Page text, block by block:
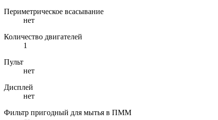
Периметрическое всасывание
нет
Количество двигателей
1
Пульт
нет
Дисплей
нет
Фильтр пригодный для мытья в ПММ